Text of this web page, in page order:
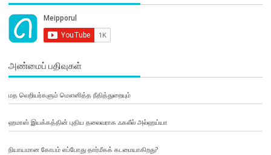
அண்மைப் பதிவுகள்
மத வெறியர்களும் மௌனித்த நீதித்துறையும்
ஹமாஸ் இயக்கத்தின் புதிய தலைவராக ஃகலீல் அல்ஹய்யா
நியாயமான கோபம் எப்போது தார்மீகக் கடமையாகிறது?